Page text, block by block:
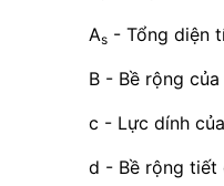
As - Tổng diện
B - Bề rộng
c - Lực dính
d - Bề rộng tiết